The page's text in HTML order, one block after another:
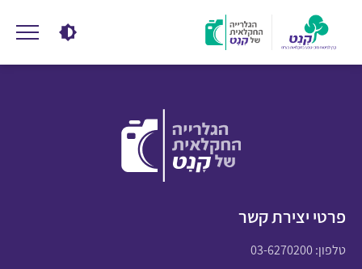
פרטי יצירת קשר
טלפון:03-6270200